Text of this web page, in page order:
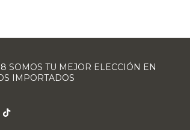
SOMOS TU MEJOR ELECCIÓN EN
IMPORTADOS